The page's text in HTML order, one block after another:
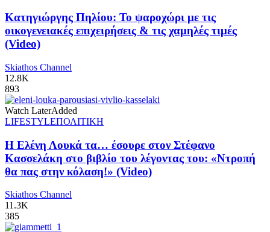
Κατηγιώργης Πηλίου: Το ψαροχώρι με τις
οικογενειακές επιχειρήσεις & τις χαμηλές τιμές
(Video)
Skiathos Channel
12.8K
893
Watch LaterAdded
LIFESTYLEΠΟΛΙΤΙΚΗ
Η Ελένη Λουκά τα… έσουρε στον Στέφανο
Κασσελάκη στο βιβλίο του λέγοντας του: «Ντροπή
θα πας στην κόλαση!» (Video)
Skiathos Channel
11.3K
385